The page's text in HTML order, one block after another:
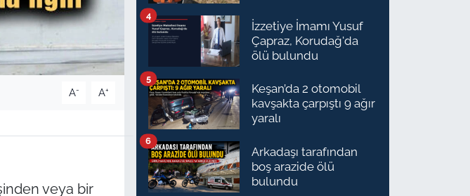
A- A+
veya bir
İzzetiye İmamı Yusuf
Çapraz, Korudağ'da
ölü bulundu
4
Keşan’da 2 otomobil
kavşakta çarpıştı 9 ağır
yaralı
5
Arkadaşı tarafından
boş arazide ölü
bulundu
6